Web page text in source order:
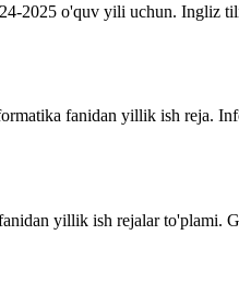
2025 o'quv yili uchun. Ingliz
fanidan yillik ish reja.
yillik ish rejalar